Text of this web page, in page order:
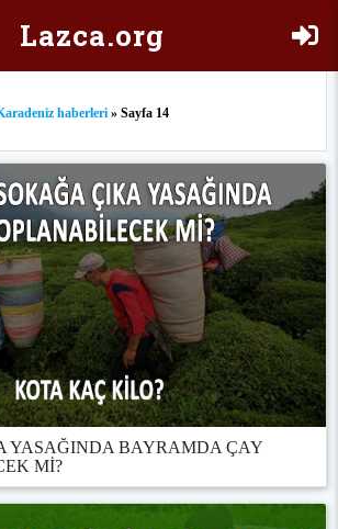
Lazca.org
haberleri » Sayfa 14
YASAĞINDA BAYRAMDA ÇAY
Mİ?